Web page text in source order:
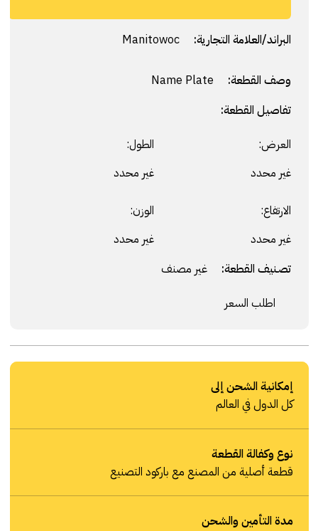
البراند/العلامة التجارية: Manitowoc
وصف القطعة:
تفاصيل القطعة:
العرض:
غير محدد
الطول:
غير محدد
الارتفاع:
غير محدد
الوزن:
غير محدد
تصنيف القطعة: غير مصنف
اطلب السعر
إمكانية الشحن إلى
كل الدول في العالم
نوع وكفالة القطعة
قطعة أصلية من المصنع مع باركود التصنيع
مدة التأمين والشحن